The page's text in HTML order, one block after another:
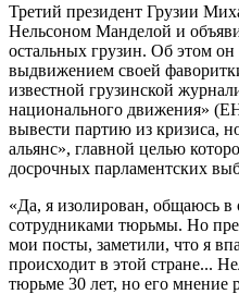
Третий президент Грузии
Нельсоном Манделой и
остальных грузин. Об этом он
выдвижением своей
известной грузинской
национального движения»
вывести партию из кризиса,
альянс», главной целью
досрочных парламентских
«Да, я изолирован, общаюсь в
сотрудниками тюрьмы. Но
мои посты, заметили, что я
происходит в этой стране...
тюрьме 30 лет, но его мнение